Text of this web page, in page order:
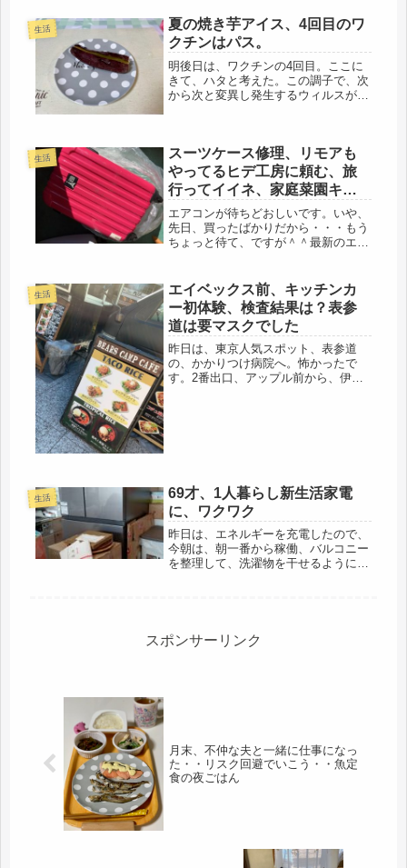
ているが、実際、よっぽど揉めないと
ね、全員のを全部聞き直す訳じゃな
い。とこ...
生活
夏の焼き芋アイス、4回目のワ
クチンはパス。
明後日は、ワクチンの4回目。ここに
きて、ハタと考えた。この調子で、次
から次と変異し発生するウィルスが出
ウ病という自己免疫疾患の持病があ
る。...
生活
スーツケース修理、リモアも
やってるヒデ工房に頼む、旅
行ってイイネ、家庭菜園キュ
ウリにネットを。
エアコンが待ちどおしいです。いや、
先日、買ったばかりだから・・・もう
ちょっと待て、ですが＾＾最新のエア
丈夫だろうかと、ドキドキでしたが、
割と、覚えているものですね、いける
じ...
生活
エイベックス前、キッチンカ
ー初体験、検査結果は？表参
道は要マスクでした
昨日は、東京人気スポット、表参道
の、かかりつけ病院へ。怖かったで
す。2番出口、アップル前から、伊藤
生活
69才、1人暮らし新生活家電
に、ワクワク
昨日は、エネルギーを充電したので、
今朝は、朝一番から稼働、バルコニー
を整理して、洗濯物を干せるように、
しい...
スポンサーリンク
月末、不仲な夫と一緒に仕事になっ
た・・リスク回避でいこう・・魚定
食の夜ごはん